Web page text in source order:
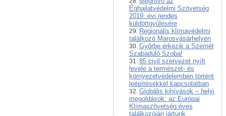
Éghajlatvédelmi Szövetség
2019. évi rendes
küldöttgyűlésére
Regionális klímavédelmi
találkozó Marosvásárhelyen
Győrbe érkezik a Szemét
Szabaduló Szoba!
85 civil szervezet nyílt
levele a természet- és
környezetvédelemben történt
leépítésekkel kapcsolatban
Globális kihívások – helyi
megoldások: az Európai
Klímaszövetség éves
találkozóján jártunk